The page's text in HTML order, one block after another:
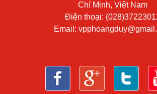
Chí Minh, Việt Nam
Điện thoại:
Email: